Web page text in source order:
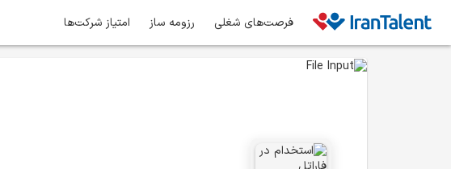
فرصت‌های شغلی رزومه ساز امتیاز شرکت‌ها